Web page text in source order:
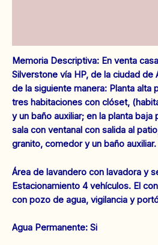
Memoria Descriptiva: En venta
Silverstone vía HP, de la ciudad de
de la siguiente manera: Planta alta
tres habitaciones con clóset,
y un baño auxiliar; en la planta baja
sala con ventanal con salida al
granito, comedor y un baño auxiliar.
Área de lavandero con lavadora y
Estacionamiento 4 vehículos. El
con pozo de agua, vigilancia y
‌Agua Permanente: Si